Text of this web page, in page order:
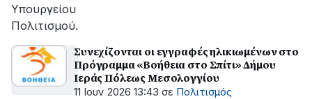
Υπουργείου
Πολιτισμού.
Συνεχίζονται οι εγγραφές ηλικιωμένων στο
Πρόγραμμα «Βοήθεια στο Σπίτι» Δήμου
Ιεράς Πόλεως Μεσολογγίου
11 Ιουν 2026 13:43 σε Πολιτισμός